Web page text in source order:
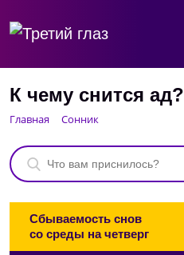
К чему снится ад?
Главная Сонник
Сбываемость снов
со среды на четверг